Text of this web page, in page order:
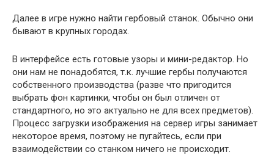
Далее в игре нужно найти гербовый станок. Обычно они
бывают в крупных городах.
В интерфейсе есть готовые узоры и мини-редактор. Но
они нам не понадобятся, т.к. лучшие гербы получаются
собственного производства (разве что пригодится
выбрать фон картинки, чтобы он был отличен от
стандартного, но это актуально не для всех предметов).
Процесс загрузки изображения на сервер игры занимает
некоторое время, поэтому не пугайтесь, если при
взаимодействии со станком ничего не происходит.